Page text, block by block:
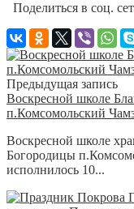
Поделиться в соц.
Предыдущая запись
Воскресной школе
п.Комсомольский
Воскресной школе
Богородицы
исполнилось 10...